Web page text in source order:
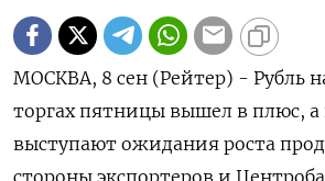
МОСКВА, 8 сен (Рейтер) - Рубль
торгах пятницы вышел в плюс, а
выступают ожидания роста
стороны экспортеров и